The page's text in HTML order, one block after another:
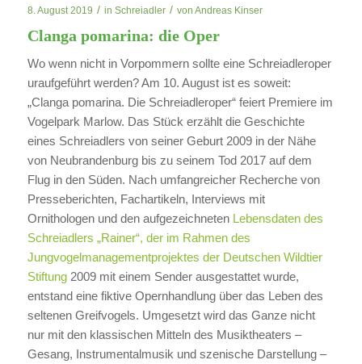
8. August 2019 / in Schreiadler / von Andreas Kinser
Clanga pomarina: die Oper
Wo wenn nicht in Vorpommern sollte eine Schreiadleroper
uraufgeführt werden? Am 10. August ist es soweit:
„Clanga pomarina. Die Schreiadleroper“ feiert Premiere im
Vogelpark Marlow. Das Stück erzählt die Geschichte
eines Schreiadlers von seiner Geburt 2009 in der Nähe
von Neubrandenburg bis zu seinem Tod 2017 auf dem
Flug in den Süden. Nach umfangreicher Recherche von
Presseberichten, Fachartikeln, Interviews mit
Ornithologen und den aufgezeichneten Lebensdaten des
Schreiadlers „Rainer“, der im Rahmen des
Jungvogelmanagementprojektes der Deutschen Wildtier
Stiftung2009 mit einem Sender ausgestattet wurde,
entstand eine fiktive Opernhandlung über das Leben des
seltenen Greifvogels. Umgesetzt wird das Ganze nicht
nur mit den klassischen Mitteln des Musiktheaters –
Gesang, Instrumentalmusik und szenische Darstellung –